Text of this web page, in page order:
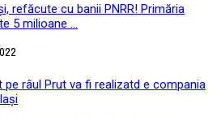
refăcute cu banii PNRR! Primăria
5 milioane ...